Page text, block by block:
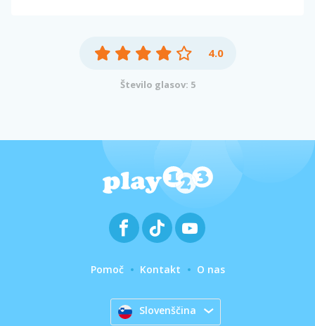
4.0
Število glasov: 5
Pomoč Kontakt O nas
Slovenščina